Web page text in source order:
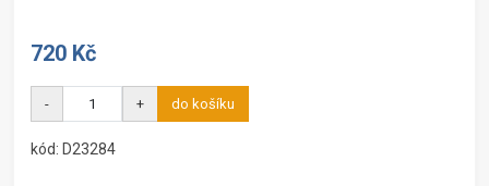
720 Kč
- + do košíku
kód: D23284